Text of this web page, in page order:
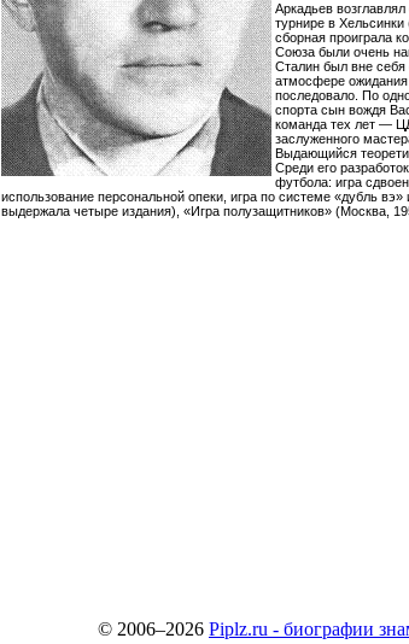
Аркадьев
турнире в
сборная проиграла
Союза были очень
Сталин был вне себя
атмосфере
последовало. По
спорта сын вождя
команда тех лет —
заслуженного
Выдающийся
Среди его
футбола: игра
использование персональной опеки, игра по системе «дубль
выдержала четыре издания), «Игра полузащитников» (Москва,
© 2006–2026 Piplz.ru - биографии